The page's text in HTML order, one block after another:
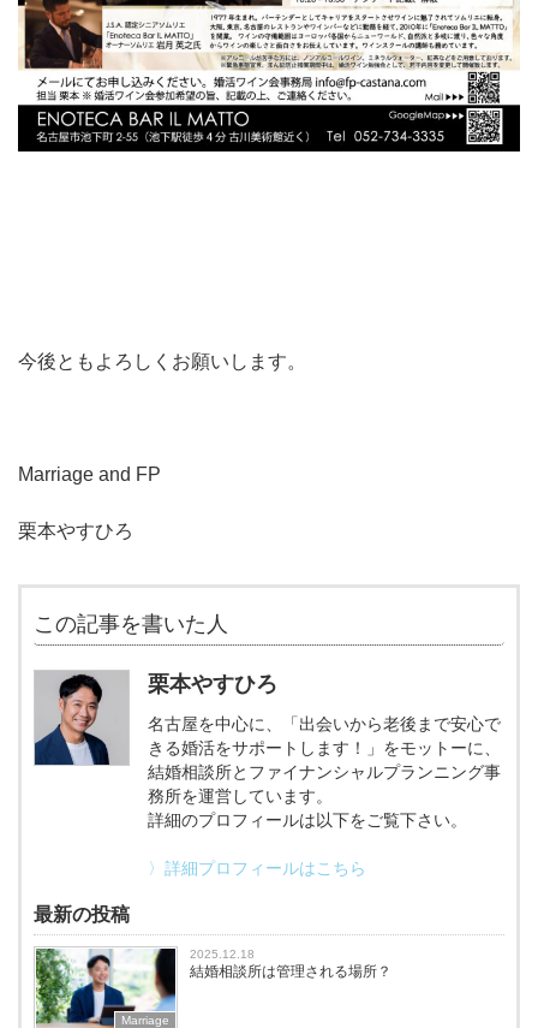
今後ともよろしくお願いします。
Marriage and FP
栗本やすひろ
この記事を書いた人
栗本やすひろ
名古屋を中心に、「出会いから老後まで安心で
きる婚活をサポートします！」をモットーに、
結婚相談所とファイナンシャルプランニング事
務所を運営しています。
詳細のプロフィールは以下をご覧下さい。
〉詳細プロフィールはこちら
最新の投稿
Marriage
2025.12.18
結婚相談所は管理される場所？